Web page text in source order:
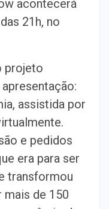
acontecerá
21h, no
projeto
assistida por
e pedidos
era para ser
transformou
mais de 150